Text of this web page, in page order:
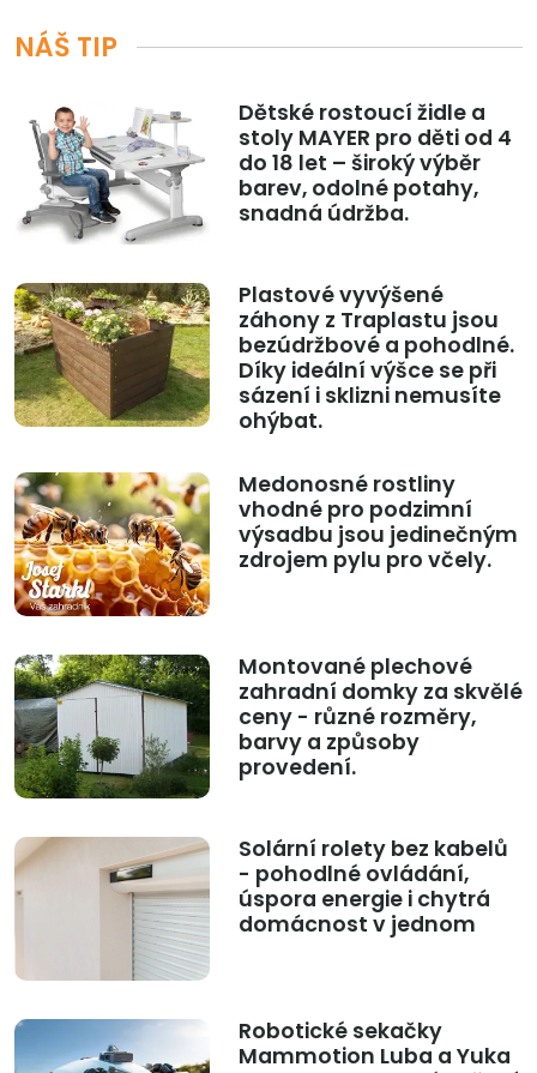
NÁŠ TIP
Dětské rostoucí židle a
stoly MAYER pro děti od 4
do 18 let – široký výběr
barev, odolné potahy,
snadná údržba.
Plastové vyvýšené
záhony z Traplastu jsou
bezúdržbové a pohodlné.
Díky ideální výšce se při
sázení i sklizni nemusíte
ohýbat.
Medonosné rostliny
vhodné pro podzimní
výsadbu jsou jedinečným
zdrojem pylu pro včely.
Montované plechové
zahradní domky za skvělé
ceny - různé rozměry,
barvy a způsoby
provedení.
Solární rolety bez kabelů
- pohodlné ovládání,
úspora energie i chytrá
domácnost v jednom
Robotické sekačky
Mammotion Luba a Yuka